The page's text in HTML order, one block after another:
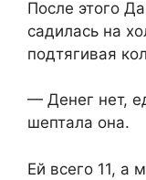
После этого
садилась на
подтягивая
— Денег нет,
шептала она.
Ей всего 11, а